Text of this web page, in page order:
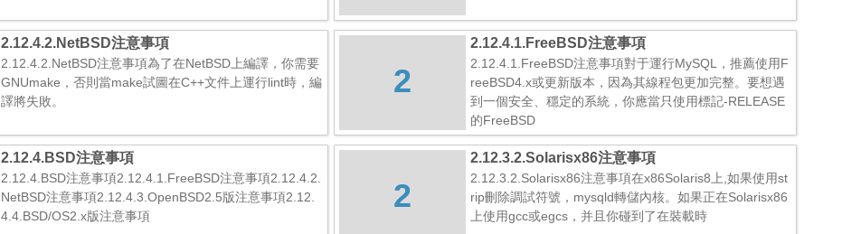
2.12.4.2.NetBSD注意事項
2.12.4.2.NetBSD注意事項為了在NetBSD上編譯，你需要
GNUmake，否則當make試圖在C++文件上運行lint時，編
譯將失敗。
2
2.12.4.1.FreeBSD注意事項
2.12.4.1.FreeBSD注意事項對于運行MySQL，推薦使用F
reeBSD4.x或更新版本，因為其線程包更加完整。要想遇
到一個安全、穩定的系統，你應當只使用標記-RELEASE
的FreeBSD
2.12.4.BSD注意事項
2.12.4.BSD注意事項2.12.4.1.FreeBSD注意事項2.12.4.2.
NetBSD注意事項2.12.4.3.OpenBSD2.5版注意事項2.12.
4.4.BSD/OS2.x版注意事項
2
2.12.3.2.Solarisx86注意事項
2.12.3.2.Solarisx86注意事項在x86Solaris8上,如果使用st
rip刪除調試符號，mysqld轉儲內核。如果正在Solarisx86
上使用gcc或egcs，并且你碰到了在裝載時